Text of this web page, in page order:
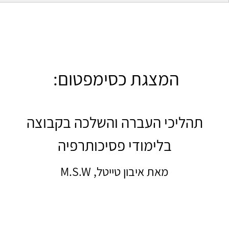
המצגת כסימפטום:
תהליכי העברה והשלכה בקבוצה
בלימודי פסיכותרפיה
מאת איבון טייטל, M.S.W